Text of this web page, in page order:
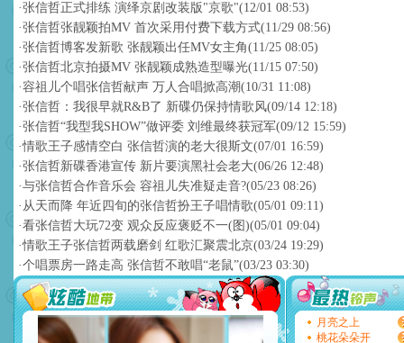
·张信哲正式排练 演绎京剧改装版"京歌"(12/01 08:53)
·张信哲张靓颖拍MV 首次采用付费下载方式(11/29 08:56)
·张信哲博客发新歌 张靓颖出任MV女主角(11/25 08:05)
·张信哲北京拍摄MV 张靓颖成熟造型曝光(11/15 07:50)
·容祖儿个唱张信哲献声 万人合唱掀高潮(10/31 11:08)
·张信哲：我很早就R&B了 新碟仍保持情歌风(09/14 12:18)
·张信哲“我型我SHOW”做评委 刘维最终获冠军(09/12 15:59)
·情歌王子感情空白 张信哲演的老大很斯文(07/01 16:59)
·张信哲新碟香港宣传 新片要演黑社会老大(06/26 12:48)
·与张信哲合作音乐会 容祖儿失准疑走音?(05/23 08:26)
· 从天而降 年近四旬的张信哲扮王子唱情歌(05/01 09:11)
·看张信哲大玩72变 观众反应褒贬不一(图)(05/01 09:04)
·情歌王子张信哲两载磨剑 红歌汇聚震北京(03/24 19:29)
·个唱票房一路走高 张信哲不敢唱“老鼠”(03/23 03:30)
月亮之上
桃花朵朵开